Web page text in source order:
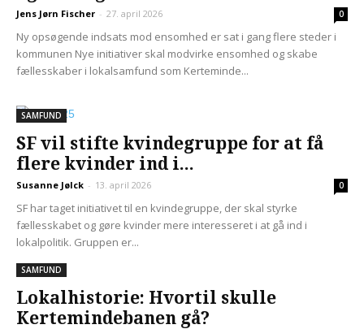
Jens Jørn Fischer - 27. april 2026 0
Ny opsøgende indsats mod ensomhed er sat i gang flere steder i
kommunen Nye initiativer skal modvirke ensomhed og skabe
fællesskaber i lokalsamfund som Kerteminde...
SAMFUND
SF vil stifte kvindegruppe for at få
flere kvinder ind i...
Susanne Jølck - 13. april 2026 0
SF har taget initiativet til en kvindegruppe, der skal styrke
fællesskabet og gøre kvinder mere interesseret i at gå ind i
lokalpolitik. Gruppen er...
SAMFUND
Lokalhistorie: Hvortil skulle
Kertemindebanen gå?